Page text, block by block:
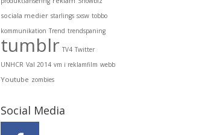
sociala medier starlings sxsw tobbo
kommunikation Trend trendspaning
tumblr TV4 Twitter
UNHCR Val 2014 vm i reklamfilm webb
Youtube zombies
Social Media